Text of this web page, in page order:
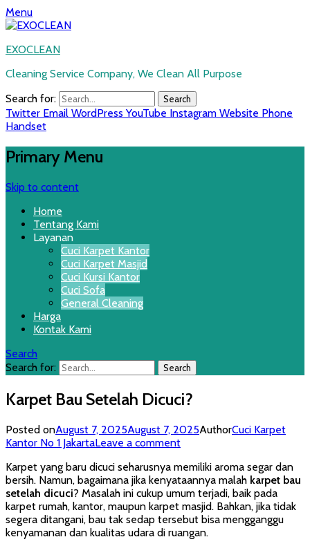
Menu
EXOCLEAN
Cleaning Service Company, We Clean All Purpose
Search for:
Twitter Email WordPress YouTube Instagram Website Phone
Handset
Primary Menu
Skip to content
Home
Tentang Kami
Layanan
Cuci Karpet Kantor
Cuci Karpet Masjid
Cuci Kursi Kantor
Cuci Sofa
General Cleaning
Harga
Kontak Kami
Search
Search for:
Karpet Bau Setelah Dicuci?
Posted onAugust 7, 2025August 7, 2025AuthorCuci Karpet
Kantor No 1 JakartaLeave a comment
Karpet yang baru dicuci seharusnya memiliki aroma segar dan
bersih. Namun, bagaimana jika kenyataannya malah karpet bau
setelah dicuci? Masalah ini cukup umum terjadi, baik pada
karpet rumah, kantor, maupun karpet masjid. Bahkan, jika tidak
segera ditangani, bau tak sedap tersebut bisa mengganggu
kenyamanan dan kualitas udara di ruangan.